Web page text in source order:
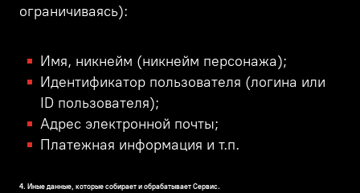
ограничиваясь):
Имя, никнейм (никнейм персонажа);
Идентификатор пользователя (логина или
ID пользователя);
Адрес электронной почты;
Платежная информация и т.п.
4. Иные данные, которые собирает и обрабатывает Сервис.